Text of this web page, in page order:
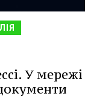
У мережі